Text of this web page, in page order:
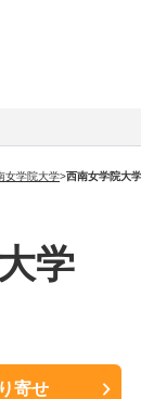
女学院大学>西南女学院大学
学
寄せ